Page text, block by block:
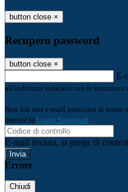
button close ×
Recupero password
button close ×
E-
all'indirizzo indicato con le istruzioni
Non hai una e-mail associata al nome
tramite la Login Spaggiari
E-mail inviata, si prega di
Errore
Chiudi